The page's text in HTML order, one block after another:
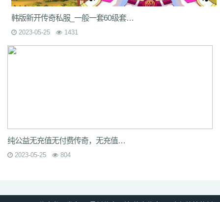
韩版新开传奇私服_一般一套60级套装可以完成6级的游戏任务。
2023-05-25 1431
纯公益无充值无付费传奇，无充值传奇新开网站_在新开网通传奇sf发布网站中玩家可以
2023-05-25 804